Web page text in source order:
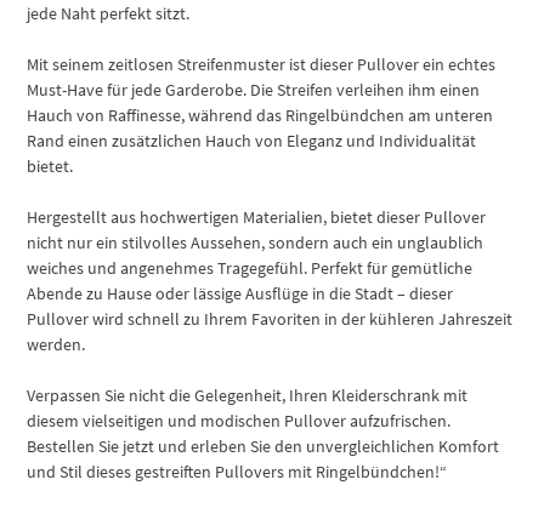
jede Naht perfekt sitzt.
Mit seinem zeitlosen Streifenmuster ist dieser Pullover ein echtes
Must-Have für jede Garderobe. Die Streifen verleihen ihm einen
Hauch von Raffinesse, während das Ringelbündchen am unteren
Rand einen zusätzlichen Hauch von Eleganz und Individualität
bietet.
Hergestellt aus hochwertigen Materialien, bietet dieser Pullover
nicht nur ein stilvolles Aussehen, sondern auch ein unglaublich
weiches und angenehmes Tragegefühl. Perfekt für gemütliche
Abende zu Hause oder lässige Ausflüge in die Stadt – dieser
Pullover wird schnell zu Ihrem Favoriten in der kühleren Jahreszeit
werden.
Verpassen Sie nicht die Gelegenheit, Ihren Kleiderschrank mit
diesem vielseitigen und modischen Pullover aufzufrischen.
Bestellen Sie jetzt und erleben Sie den unvergleichlichen Komfort
und Stil dieses gestreiften Pullovers mit Ringelbündchen!“